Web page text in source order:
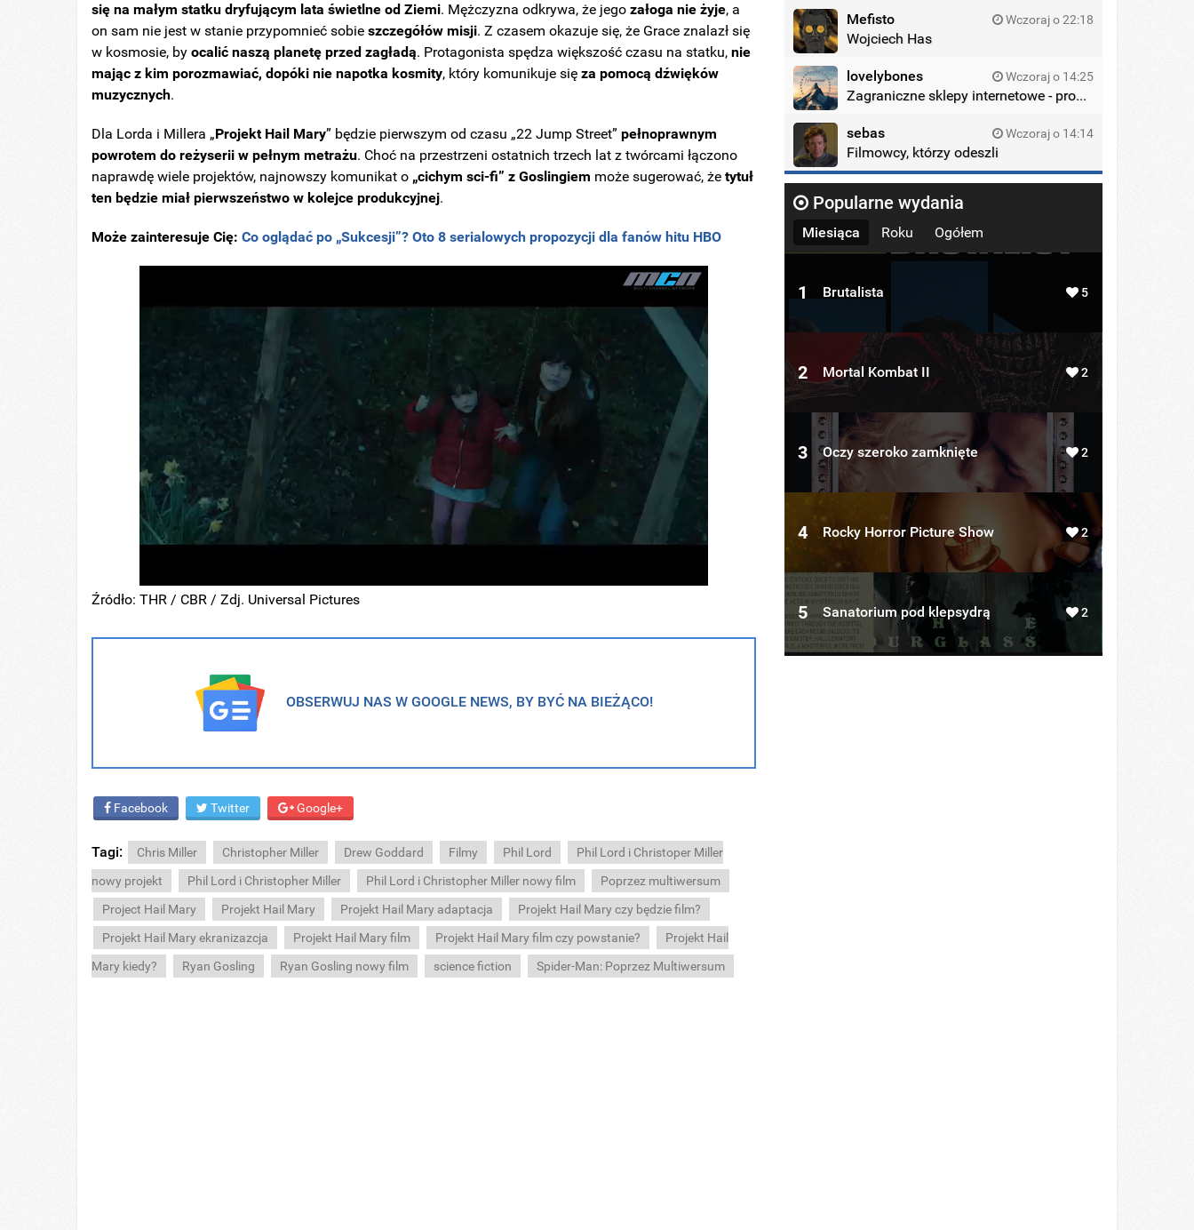
się na małym statku dryfującym lata świetlne od Ziemi. Mężczyzna odkrywa, że jegozałoga nie żyje, a
on sam nie jest w stanie przypomnieć sobieszczegółów misji. Z czasem okazuje się, że Grace znalazł się
w kosmosie, byocalić naszą planetę przed zagładą. Protagonista spędza większość czasu na statku,nie
mając z kim porozmawiać, dopóki nie napotka kosmity, który komunikuje sięza pomocą dźwięków
muzycznych.
Dla Lorda i Millera „Projekt Hail Mary” będzie pierwszym od czasu „22 Jump Street”pełnoprawnym
powrotem do reżyserii w pełnym metrażu. Choć na przestrzeni ostatnich trzech lat z twórcami łączono
naprawdę wiele projektów, najnowszy komunikat o „cichym sci-fi” z Goslingiem może sugerować, żetytuł
ten będzie miał pierwszeństwo w kolejce produkcyjnej.
Może zainteresuje Cię:Co oglądać po „Sukcesji”? Oto 8 serialowych propozycji dla fanów hitu HBO
Źródło: THR / CBR / Zdj. Universal Pictures
OBSERWUJ NAS W GOOGLE NEWS, BY BYĆ NA BIEŻĄCO!
Facebook Twitter Google+
Tagi: Chris Miller Christopher Miller Drew Goddard Filmy Phil Lord
Phil Lord i Christoper Miller
nowy projekt
Phil Lord i Christopher Miller Phil Lord i Christopher Miller nowy film
Poprzez multiwersum
Project Hail Mary
Projekt Hail Mary Projekt Hail Mary adaptacja
Projekt Hail Mary czy będzie film?
Projekt Hail Mary ekranizazcja
Projekt Hail Mary film Projekt Hail Mary film czy powstanie?
Projekt Hail
Mary kiedy?
Ryan Gosling Ryan Gosling nowy film science fiction Spider-Man: Poprzez Multiwersum
Mefisto Wczoraj o 22:18
Wojciech Has
lovelybones Wczoraj o 14:25
Zagraniczne sklepy internetowe - promocje
sebas Wczoraj o 14:14
Filmowcy, którzy odeszli
Popularne wydania
Miesiąca Roku Ogółem
1 Brutalista 5
2 Mortal Kombat II 2
3 Oczy szeroko zamknięte 2
4 Rocky Horror Picture Show 2
5 Sanatorium pod klepsydrą 2